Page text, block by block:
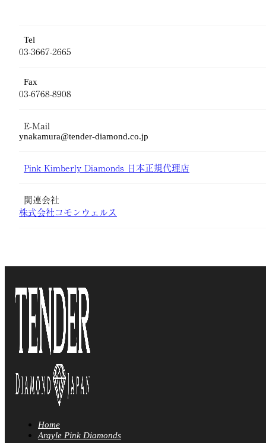
Tel
03-3667-2665
Fax
03-6768-8908
E-Mail
ynakamura@tender-diamond.co.jp
Pink Kimberly Diamonds 日本正規代理店
関連会社
株式会社コモンウェルス
Home
Argyle Pink Diamonds